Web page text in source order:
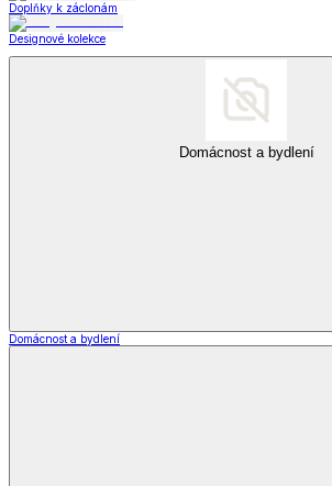
Doplňky k záclonám
Designové kolekce
Domácnost a bydlení
Domácnost a bydlení